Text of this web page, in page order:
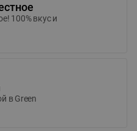
100% вкус и
в Green